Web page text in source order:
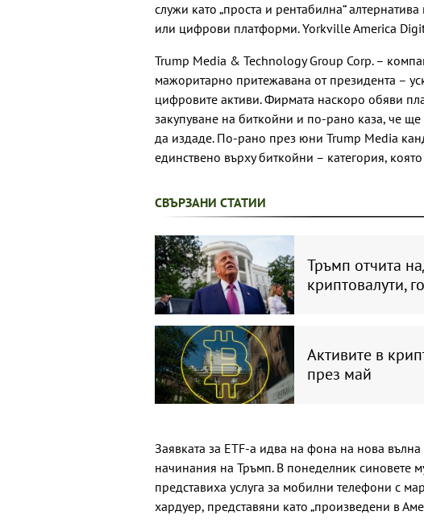
служи като „проста и рентабилна“
или цифрови платформи. Yorkville America
Trump Media & Technology Group Corp. –
мажоритарно притежавана от президента –
цифровите активи. Фирмата наскоро обяви
закупуване на биткойни и по-рано каза, че
да издаде. По-рано през юни Trump Media
единствено върху биткойни – категория,
СВЪРЗАНИ СТАТИИ
Тръмп отчита
криптовалути,
Активите в
през май
Заявката за ETF-а идва на фона на нова
начинания на Тръмп. В понеделник
представиха услуга за мобилни телефони с
хардуер, представяни като „произведени в